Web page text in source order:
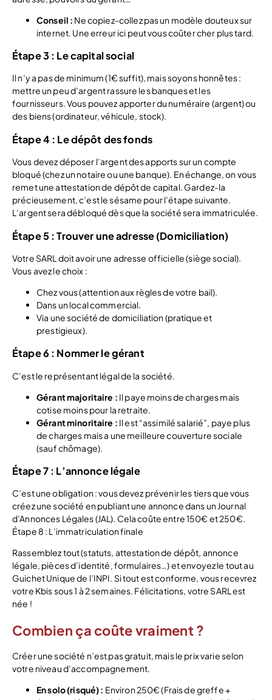
Conseil : Ne copiez-collez pas un modèle douteux sur
internet. Une erreur ici peut vous coûter cher plus tard.
Étape 3 : Le capital social
Il n’y a pas de minimum (1€ suffit), mais soyons honnêtes :
mettre un peu d’argent rassure les banques et les
fournisseurs. Vous pouvez apporter du numéraire (argent) ou
des biens (ordinateur, véhicule, stock).
Étape 4 : Le dépôt des fonds
Vous devez déposer l’argent des apports sur un compte
bloqué (chez un notaire ou une banque). En échange, on vous
remet une attestation de dépôt de capital. Gardez-la
précieusement, c’est le sésame pour l’étape suivante.
L’argent sera débloqué dès que la société sera immatriculée.
Étape 5 : Trouver une adresse (Domiciliation)
Votre SARL doit avoir une adresse officielle (siège social).
Vous avez le choix :
Chez vous (attention aux règles de votre bail).
Dans un local commercial.
Via une société de domiciliation (pratique et
prestigieux).
Étape 6 : Nommer le gérant
C’est le représentant légal de la société.
Gérant majoritaire : Il paye moins de charges mais
cotise moins pour la retraite.
Gérant minoritaire : Il est “assimilé salarié”, paye plus
de charges mais a une meilleure couverture sociale
(sauf chômage).
Étape 7 : L’annonce légale
C’est une obligation : vous devez prévenir les tiers que vous
créez une société en publiant une annonce dans un Journal
d’Annonces Légales (JAL). Cela coûte entre 150€ et 250€.
Étape 8 : L’immatriculation finale
Rassemblez tout (statuts, attestation de dépôt, annonce
légale, pièces d’identité, formulaires…) et envoyez le tout au
Guichet Unique de l’INPI. Si tout est conforme, vous recevrez
votre Kbis sous 1 à 2 semaines. Félicitations, votre SARL est
née !
Combien ça coûte vraiment ?
Créer une société n’est pas gratuit, mais le prix varie selon
votre niveau d’accompagnement.
En solo (risqué) : Environ 250€ (Frais de greffe +